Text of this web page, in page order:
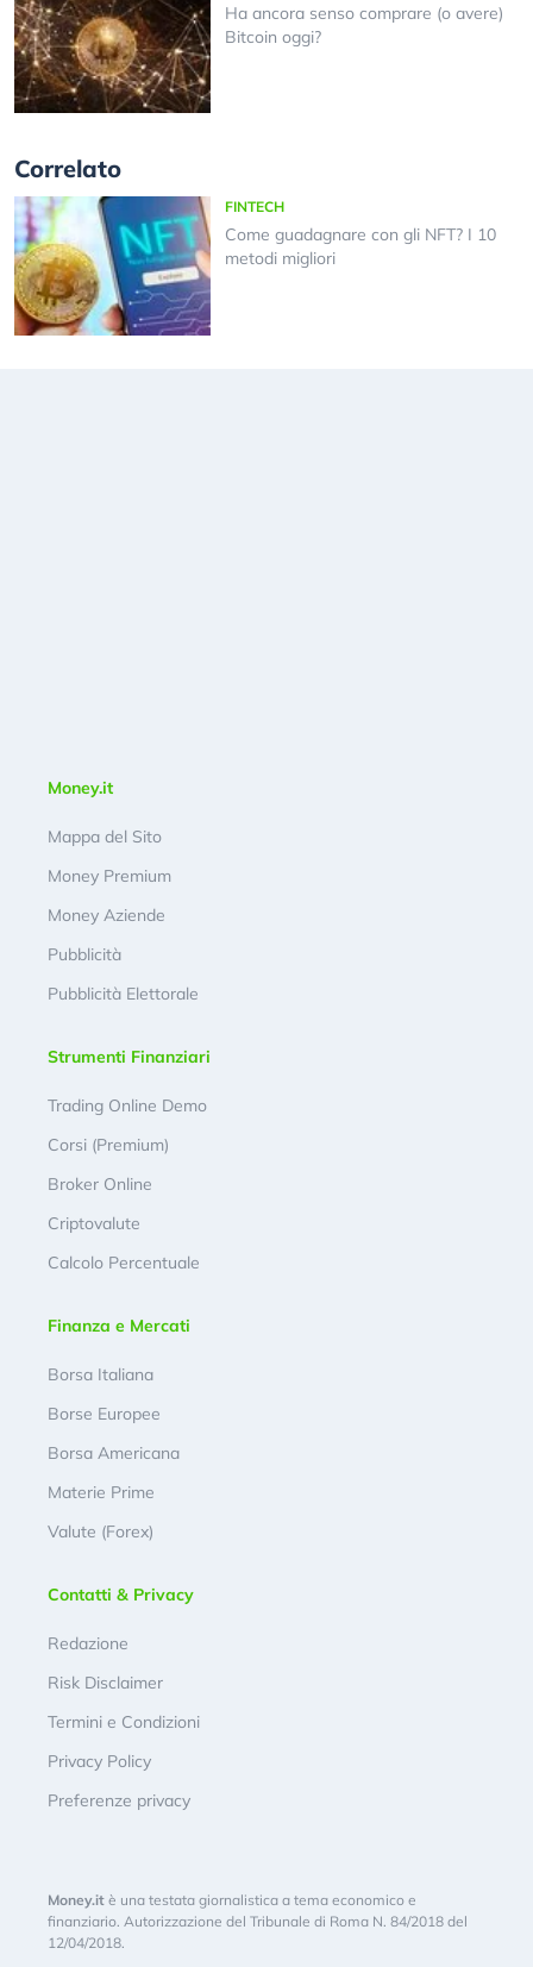
Ha ancora senso comprare (o avere)
Bitcoin oggi?
Correlato
FINTECH
Come guadagnare con gli NFT? I 10
metodi migliori
Money.it
Mappa del Sito
Money Premium
Money Aziende
Pubblicità
Pubblicità Elettorale
Strumenti Finanziari
Trading Online Demo
Corsi (Premium)
Broker Online
Criptovalute
Calcolo Percentuale
Finanza e Mercati
Borsa Italiana
Borse Europee
Borsa Americana
Materie Prime
Valute (Forex)
Contatti & Privacy
Redazione
Risk Disclaimer
Termini e Condizioni
Privacy Policy
Preferenze privacy
Money.it è una testata giornalistica a tema economico e
finanziario. Autorizzazione del Tribunale di Roma N. 84/2018 del
12/04/2018.